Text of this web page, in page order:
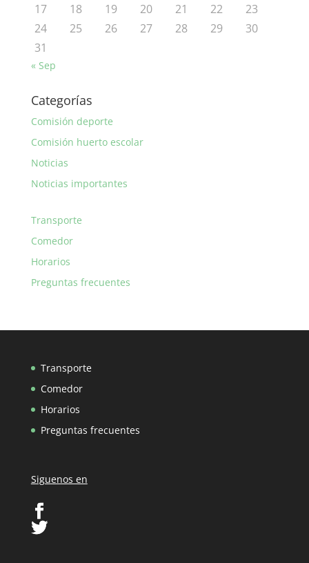
17
18 19 20 21 22
23
24
25 26 27 28 29
30
31
« Sep
Categorías
Comisión deporte
Comisión huerto escolar
Noticias
Noticias importantes
Transporte
Comedor
Horarios
Preguntas frecuentes
Transporte
Comedor
Horarios
Preguntas frecuentes
Siguenos en